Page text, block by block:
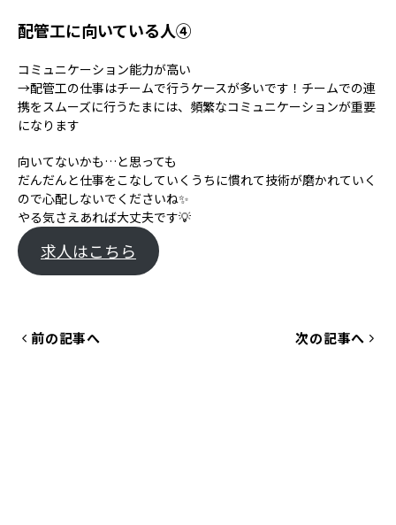
配管工に向いている人④
コミュニケーション能力が高い
→配管工の仕事はチームで行うケースが多いです！チームでの連
携をスムーズに行うたまには、頻繁なコミュニケーションが重要
になります
向いてないかも…と思っても
だんだんと仕事をこなしていくうちに慣れて技術が磨かれていく
ので心配しないでくださいね✨
やる気さえあれば大丈夫です💡
求人はこちら
前の記事へ 次の記事へ